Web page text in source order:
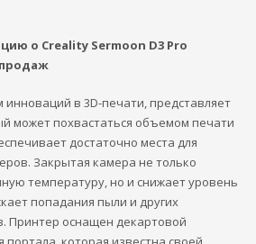
о Creality Sermoon D3 Pro
инноваций в 3D-печати, представляет
может похвастаться объемом печати
достаточно места для
Закрытая камера не только
температуру, но и снижает уровень
попадания пыли и других
Принтер оснащен декартовой